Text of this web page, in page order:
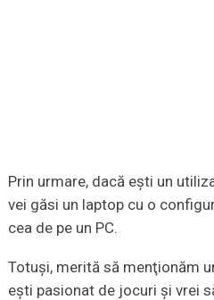
Prin urmare, dacă eşti un
vei găsi un laptop cu o
cea de pe un PC.
Totuşi, merită să menţionăm
eşti pasionat de jocuri şi vrei